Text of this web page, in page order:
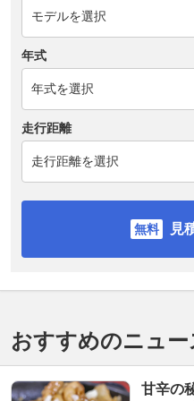
年式
走行距離
見
おすすめのニュー
甘辛の